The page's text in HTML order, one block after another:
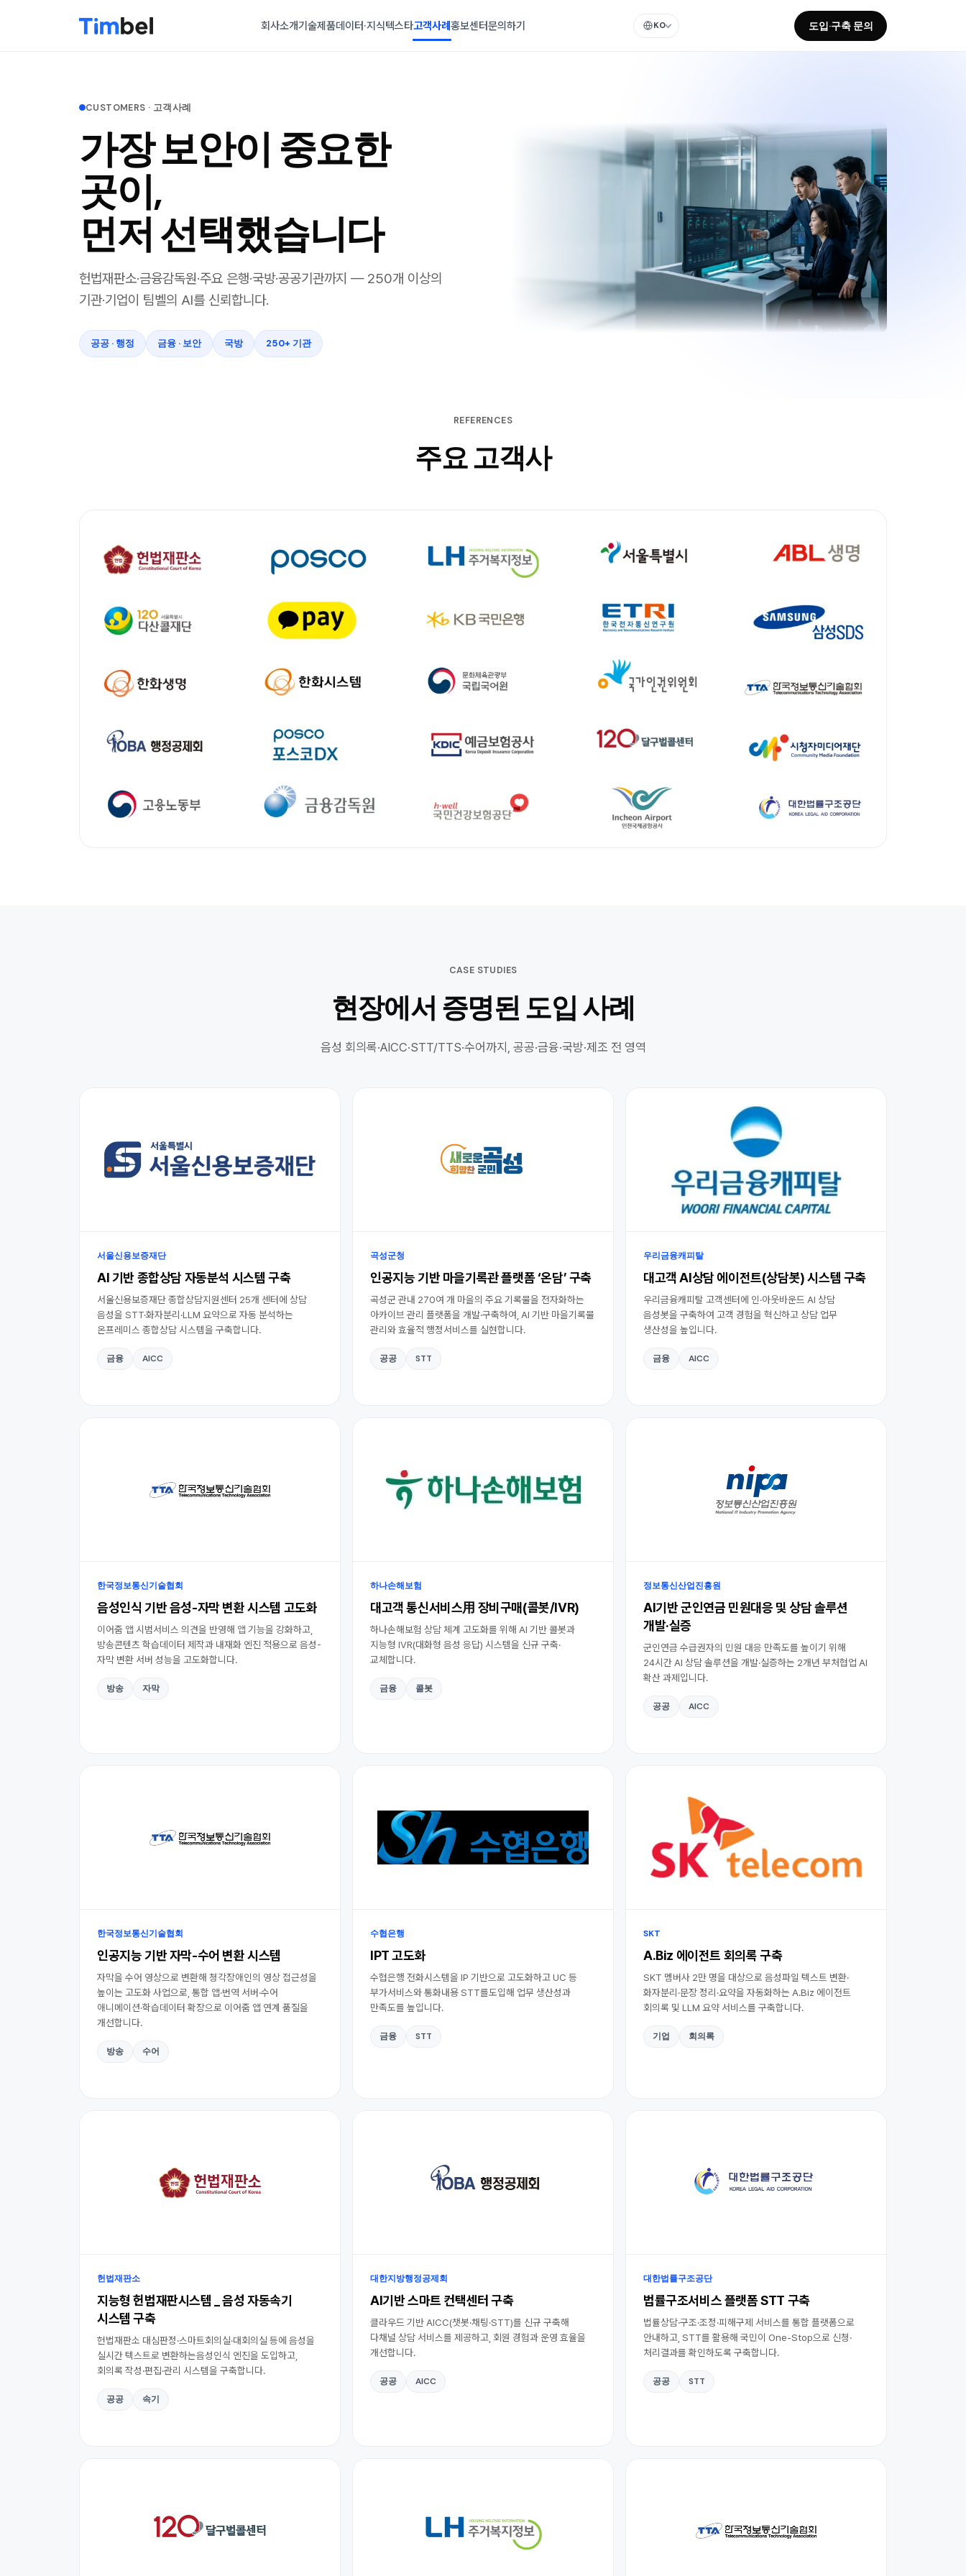
회사소개기술제품데이터·지식텍스타고객사례홍보센터문의하기 KO 도입·구축 문의
CUSTOMERS · 고객사례
가장 보안이 중요한
곳이,
먼저 선택했습니다
헌법재판소·금융감독원·주요 은행·국방·공공기관까지 — 250개 이상의
기관·기업이 팀벨의 AI를 신뢰합니다.
공공 · 행정 금융 · 보안 국방 250+ 기관
REFERENCES
주요 고객사
CASE STUDIES
현장에서 증명된 도입 사례
음성 회의록·AICC·STT/TTS·수어까지, 공공·금융·국방·제조 전 영역
서울신용보증재단
AI 기반 종합상담 자동분석 시스템 구축
서울신용보증재단 종합상담지원센터 25개 센터에 상담
음성을 STT·화자분리·LLM 요약으로 자동 분석하는
온프레미스 종합상담 시스템을 구축합니다.
금융 AICC
곡성군청
인공지능 기반 마을기록관 플랫폼 ‘온담’ 구축
곡성군 관내 270여 개 마을의 주요 기록물을 전자화하는
아카이브 관리 플랫폼을 개발·구축하여, AI 기반 마을기록물
관리와 효율적 행정서비스를 실현합니다.
공공 STT
우리금융캐피탈
대고객 AI상담 에이전트(상담봇) 시스템 구축
우리금융캐피탈 고객센터에 인·아웃바운드 AI 상담
음성봇을 구축하여 고객 경험을 혁신하고 상담 업무
생산성을 높입니다.
금융 AICC
한국정보통신기술협회
음성인식 기반 음성-자막 변환 시스템 고도화
이어줌 앱 시범서비스 의견을 반영해 앱 기능을 강화하고,
방송콘텐츠 학습데이터 제작과 내재화 엔진 적용으로 음성-
자막 변환 서버 성능을 고도화합니다.
방송 자막
하나손해보험
대고객 통신서비스用 장비구매(콜봇/IVR)
하나손해보험 상담 체계 고도화를 위해 AI 기반 콜봇과
지능형 IVR(대화형 음성 응답) 시스템을 신규 구축·
교체합니다.
금융 콜봇
정보통신산업진흥원
AI기반 군인연금 민원대응 및 상담 솔루션
개발·실증
군인연금 수급권자의 민원 대응 만족도를 높이기 위해
24시간 AI 상담 솔루션을 개발·실증하는 2개년 부처협업 AI
확산 과제입니다.
공공 AICC
한국정보통신기술협회
인공지능 기반 자막-수어 변환 시스템
자막을 수어 영상으로 변환해 청각장애인의 영상 접근성을
높이는 고도화 사업으로, 통합 앱·번역 서버·수어
애니메이션·학습데이터 확장으로 이어줌 앱 연계 품질을
개선합니다.
방송 수어
수협은행
IPT 고도화
수협은행 전화시스템을 IP 기반으로 고도화하고 UC 등
부가서비스와 통화내용 STT를도입해 업무 생산성과
만족도를 높입니다.
금융 STT
SKT
A.Biz 에이전트 회의록 구축
SKT 멤버사 2만 명을 대상으로 음성파일 텍스트 변환·
화자분리·문장 정리·요약을 자동화하는 A.Biz 에이전트
회의록 및 LLM 요약 서비스를 구축합니다.
기업 회의록
헌법재판소
지능형 헌법재판시스템 _ 음성 자동속기
시스템 구축
헌법재판소 대심판정·스마트회의실·대회의실 등에 음성을
실시간 텍스트로 변환하는음성인식 엔진을 도입하고,
회의록 작성·편집·관리 시스템을 구축합니다.
공공 속기
대한지방행정공제회
AI기반 스마트 컨택센터 구축
클라우드 기반 AICC(챗봇·채팅·STT)를 신규 구축해
다채널 상담 서비스를 제공하고, 회원 경험과 운영 효율을
개선합니다.
공공 AICC
대한법률구조공단
법률구조서비스 플랫폼 STT 구축
법률상담·구조·조정·피해구제 서비스를 통합 플랫폼으로
안내하고, STT를 활용해 국민이 One-Stop으로 신청·
처리결과를 확인하도록 구축합니다.
공공 STT